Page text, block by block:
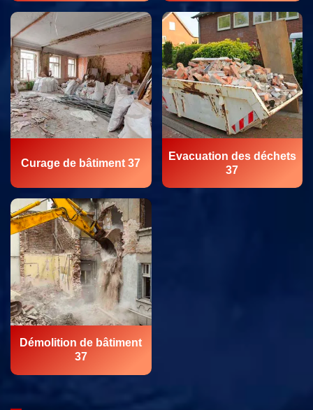
Curage de bâtiment 37
Evacuation des déchets
37
Démolition de bâtiment
37